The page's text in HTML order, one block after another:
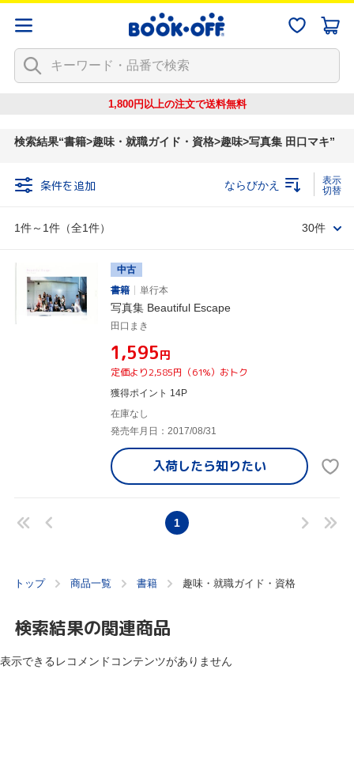
1,800円以上の注文で送料無料
検索結果 書籍>趣味・就職ガイド・資格>趣味>写真集 田口マキ
条件を追加
1件～1件（全1件）
ならびかえ
30件
中古
書籍
単行本
写真集 Beautiful Escape
田口まき
¥1,595円
定価より2,585円（61%）おトク
獲得ポイント 14P
在庫なし
発売年月日：2017/08/31
入荷したら知りたい
1
トップ 商品一覧 書籍 趣味・就職ガイド・資格
検索結果の関連商品
表示できるレコメンドコンテンツがありません